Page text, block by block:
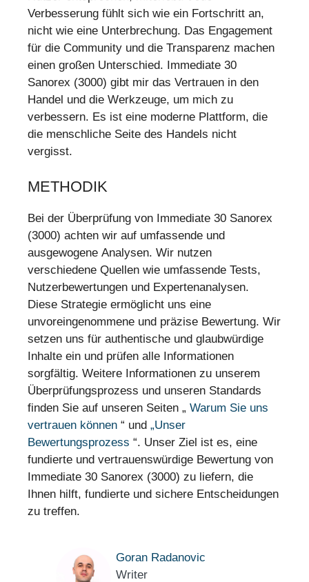
Verbesserung fühlt sich wie ein Fortschritt an,
nicht wie eine Unterbrechung. Das Engagement
für die Community und die Transparenz machen
einen großen Unterschied. Immediate 30
Sanorex (3000) gibt mir das Vertrauen in den
Handel und die Werkzeuge, um mich zu
verbessern. Es ist eine moderne Plattform, die
die menschliche Seite des Handels nicht
vergisst.
METHODIK
Bei der Überprüfung von Immediate 30 Sanorex
(3000) achten wir auf umfassende und
ausgewogene Analysen. Wir nutzen
verschiedene Quellen wie umfassende Tests,
Nutzerbewertungen und Expertenanalysen.
Diese Strategie ermöglicht uns eine
unvoreingenommene und präzise Bewertung. Wir
setzen uns für authentische und glaubwürdige
Inhalte ein und prüfen alle Informationen
sorgfältig. Weitere Informationen zu unserem
Überprüfungsprozess und unseren Standards
finden Sie auf unseren Seiten „ Warum Sie uns
vertrauen können “ und „Unser
Bewertungsprozess “. Unser Ziel ist es, eine
fundierte und vertrauenswürdige Bewertung von
Immediate 30 Sanorex (3000) zu liefern, die
Ihnen hilft, fundierte und sichere Entscheidungen
zu treffen.
Goran Radanovic
Writer